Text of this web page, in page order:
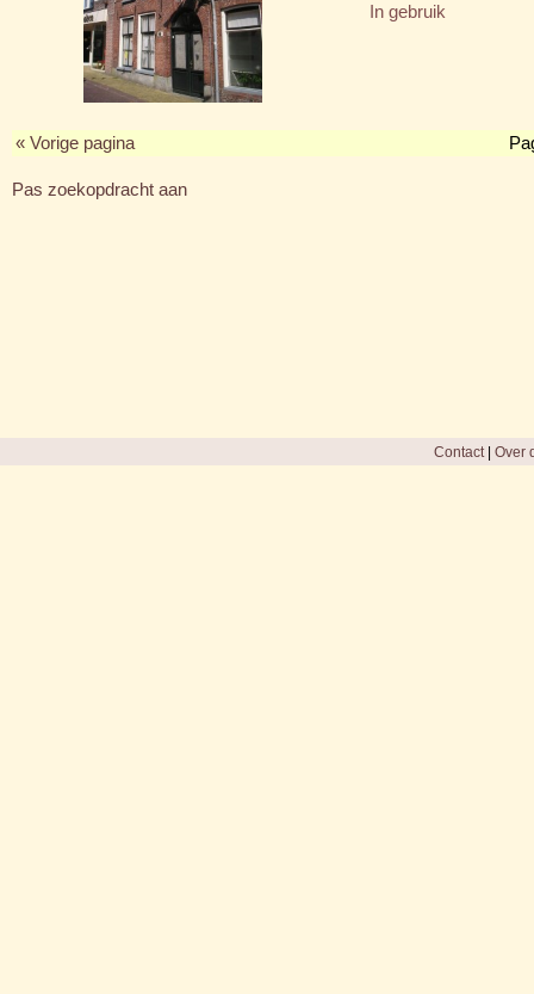
In gebruik
« Vorige pagina
Pas zoekopdracht aan
Contact| Over